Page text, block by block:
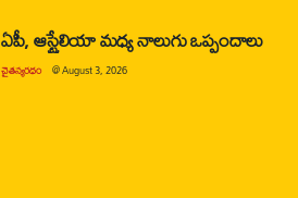
ఏపీ, ఆస్ట్రేలియా మధ్య నాలుగు ఒప్పందాలు
చైతన్యరధం @August 3, 2026